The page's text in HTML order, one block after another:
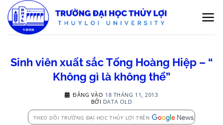
qua
nội
Sinh viên xuất sắc Tống Hoàng Hiệp – “
Không gì là không thể”
ĐĂNG VÀO 18 THÁNG 11, 2013
BỞI DATA OLD
THEO DÕI TRƯỜNG ĐẠI HỌC THỦY LỢI TRÊN